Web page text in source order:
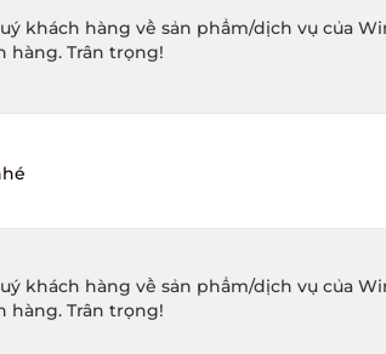
hàng về sản phẩm/dịch vụ của
Trân trọng!
hàng về sản phẩm/dịch vụ của
Trân trọng!